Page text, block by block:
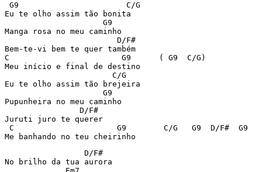
G9                       C/G
Eu te olho assim tão bonita
                     G9
Manga rosa no meu caminho
                        D/F#
Bem-te-vi bem te quer também
C                        G9      ( G9  C/G)
Meu início e final de destino
                       C/G
Eu te olho assim tão brejeira
                     G9
Pupunheira no meu caminho
                D/F#
Juruti juro te querer
C                      G9        C/G   G9  D/F#  G9
Me banhando no teu cheirinho
                 D/F#
No brilho da tua aurora